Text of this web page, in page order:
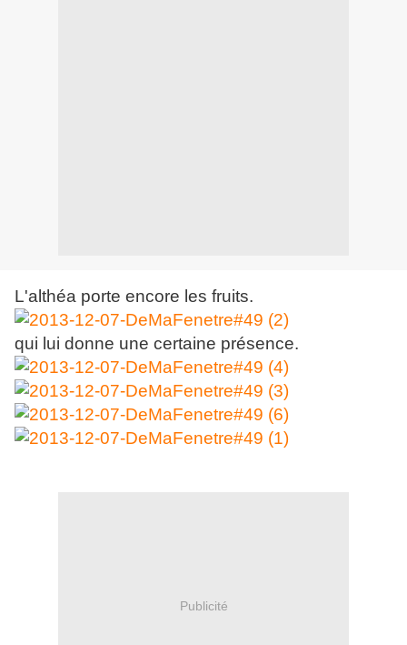
L'althéa porte encore les fruits.
qui lui donne une certaine présence.
Publicité